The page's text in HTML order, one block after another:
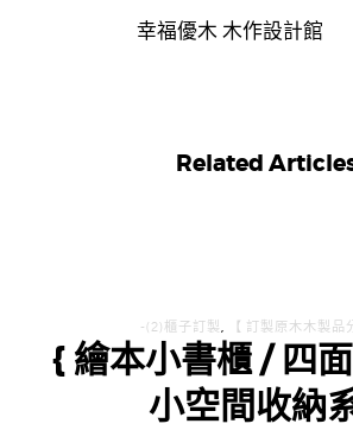
幸福優木 木作設計館
Related
-(2)櫃子訂製, 【 訂製原木木製品
{ 繪本小書櫃 / 四
小空間收納